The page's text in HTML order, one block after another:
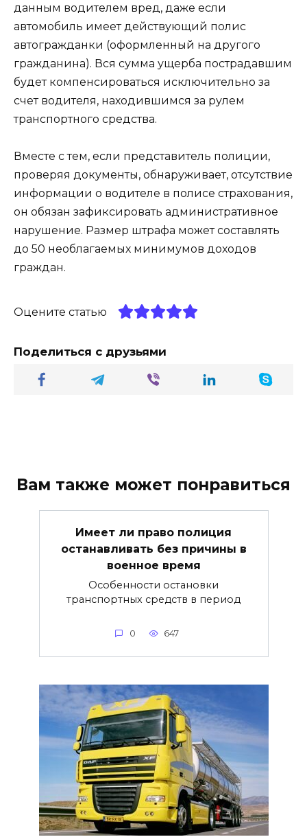
данным водителем вред, даже если
автомобиль имеет действующий полис
автогражданки (оформленный на другого
гражданина). Вся сумма ущерба пострадавшим
будет компенсироваться исключительно за
счет водителя, находившимся за рулем
транспортного средства.
Вместе с тем, если представитель полиции,
проверяя документы, обнаруживает, отсутствие
информации о водителе в полисе страхования,
он обязан зафиксировать административное
нарушение. Размер штрафа может составлять
до 50 необлагаемых минимумов доходов
граждан.
Оцените статью
Поделиться с друзьями
Вам также может понравиться
Имеет ли право полиция
останавливать без причины в
военное время
Особенности остановки
транспортных средств в период
0 647